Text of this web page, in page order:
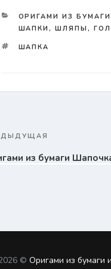
КАТЕГОРИИ
ОРИГАМИ ИЗ
ШАПКИ, ШЛЯПЫ,
TAGS
ШАПКА
из бумаги
© Оригами из бумаги